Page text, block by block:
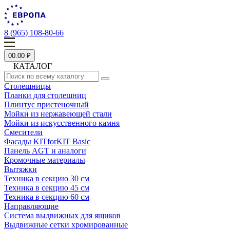
8 (965) 108-80-66
00.00 ₽
КАТАЛОГ
Столешницы
Планки для столешниц
Плинтус пристеночный
Мойки из нержавеющей стали
Мойки из искусственного камня
Смесители
Фасады KITforKIT Basic
Панель AGT и аналоги
Кромочные материалы
Вытяжки
Техника в секцию 30 см
Техника в секцию 45 см
Техника в секцию 60 см
Направляющие
Система выдвижных для ящиков
Выдвижные сетки хромированные